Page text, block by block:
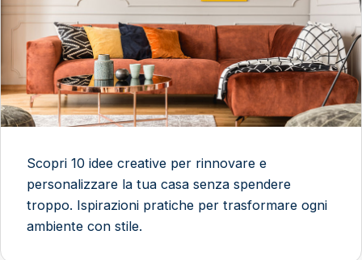
Scopri 10 idee creative per rinnovare e
personalizzare la tua casa senza spendere
troppo. Ispirazioni pratiche per trasformare ogni
ambiente con stile.